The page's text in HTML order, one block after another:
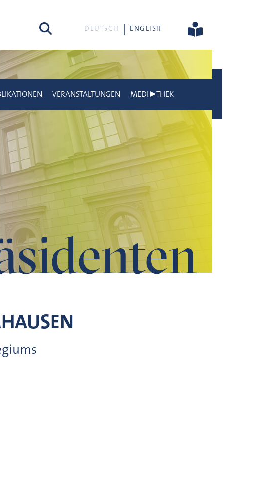
Suche DEUTSCH ENGLISH
VERANSTALTUNGEN MEDI▶THEK